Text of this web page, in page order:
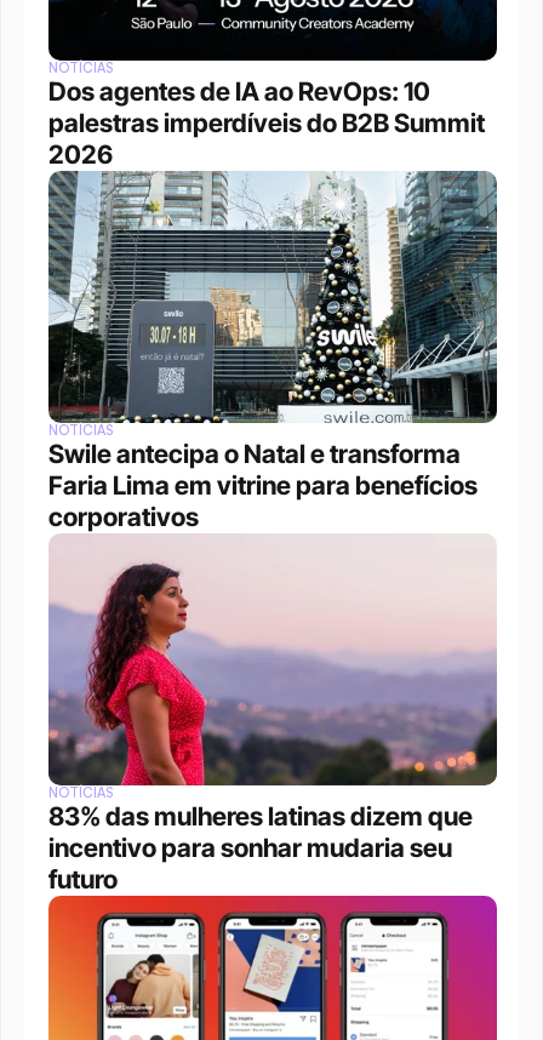
NOTÍCIAS
Dos agentes de IA ao RevOps: 10
palestras imperdíveis do B2B Summit
2026
NOTÍCIAS
Swile antecipa o Natal e transforma
Faria Lima em vitrine para benefícios
corporativos
NOTÍCIAS
83% das mulheres latinas dizem que
incentivo para sonhar mudaria seu
futuro